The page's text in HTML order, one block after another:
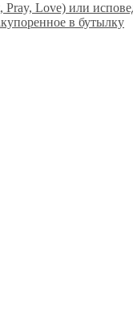
Love) или
в бутылку